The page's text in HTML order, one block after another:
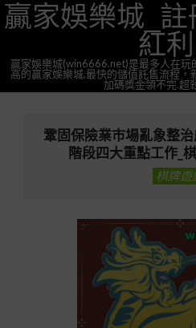
Skip
to贏家娛樂城_
紅
贏家娛樂城(win6666.net)是最多人在玩
高的贏家娛樂城,最快的儲值託售流程
加碼獎金領不完.超
鞏固保險業市場亂象整
階段四大重點工作_
棋牌遊